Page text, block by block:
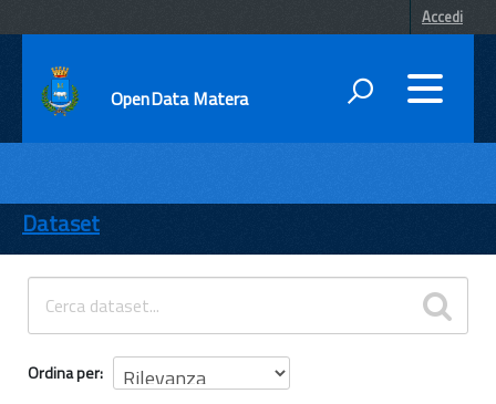
Accedi
OpenData Matera
ENTI
TEMI
INFORMAZIONI
Dataset
Ordina per